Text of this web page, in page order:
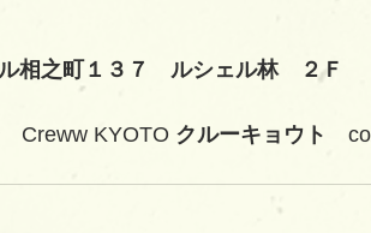
相之町１３７　ルシェル林　２Ｆ
Creww KYOTO クルーキョウト